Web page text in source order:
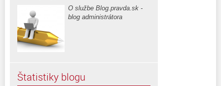
O službe Blog.pravda.sk -
blog administrátora
Štatistiky blogu